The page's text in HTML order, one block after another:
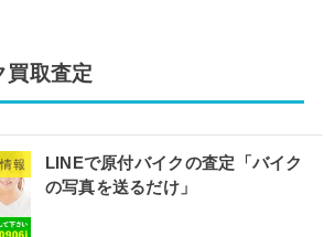
買取査定
報
LINEで原付バイクの査定「バイク
の写真を送るだけ」